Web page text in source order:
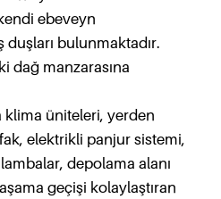
ebeveyn
bulunmaktadır.
dağ manzarasına
klima üniteleri, yerden
elektrikli panjur sistemi,
depolama alanı
geçişi kolaylaştıran